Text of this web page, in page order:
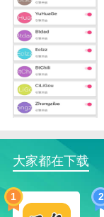
1.去除开屏广告
2.去除底部广告
3.移除嵌入式广
4.移除所有广
5.去除更新检
6.解锁无限积
软件特点
1.纯播放，纯观
设置
2.深度搜索APP
间自如掌控
3.搜索功能极其
大家都在下载
1 2